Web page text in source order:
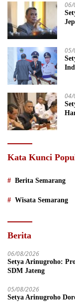
06/
05/
04/
Kata Kunci
Berita Semarang
Wisata Semarang
Berita
06/08/2026
Setya Arinugroho:
SDM Jateng
05/08/2026
Setya Arinugroho